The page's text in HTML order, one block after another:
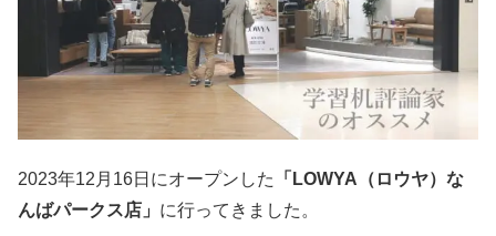
2023年12月16日にオープンした
「LOWYA（ロウヤ）な
んばパークス店」 に行ってきました。